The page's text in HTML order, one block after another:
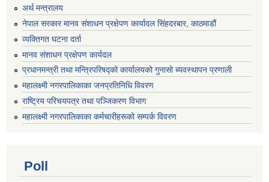
अर्थ मन्त्रालय
नेपाल सरकार मानव संशाधन प्रक्षेपण कार्यादल सिंहदरबार, काठमाडौं
व्यक्तिगत घटना दर्ता
मानव संशाधन प्रक्षेपण कार्यदल
प्रधानमन्त्री तथा मन्त्रिपरिषद्को कार्यालयको गुनासो ब्यवस्थापन प्रणाली
महालक्ष्मी नगरपालिकाका जनप्रतिनिधि विवरण
राष्ट्रिय परिचयपत्र तथा पञ्जिकरण विभाग
महालक्ष्मी नगरपालिकाका कर्मचारीहरूको सम्पर्क विवरण
Poll